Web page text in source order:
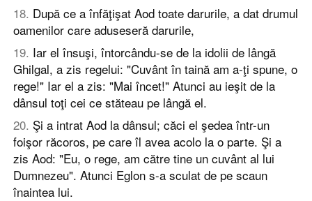
18. După ce a înfăţişat Aod toate darurile, a dat drumul
oamenilor care aduseseră darurile,
19. Iar el însuşi, întorcându-se de la idolii de lângă
Ghilgal, a zis regelui: "Cuvânt în taină am a-ţi spune, o
rege!" Iar el a zis: "Mai încet!" Atunci au ieşit de la
dânsul toţi cei ce stăteau pe lângă el.
20. Şi a intrat Aod la dânsul; căci el şedea într-un
foişor răcoros, pe care îl avea acolo la o parte. Şi a
zis Aod: "Eu, o rege, am către tine un cuvânt al lui
Dumnezeu". Atunci Eglon s-a sculat de pe scaun
înaintea lui.